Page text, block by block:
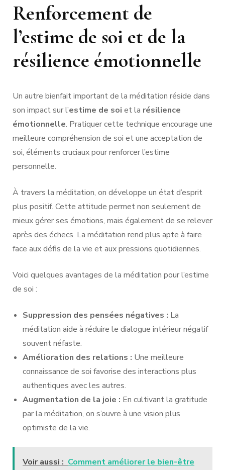
Renforcement de
l’estime de soi et de la
résilience émotionnelle
Un autre bienfait important de la méditation réside dans
son impact sur l’estime de soi et la résilience
émotionnelle. Pratiquer cette technique encourage une
meilleure compréhension de soi et une acceptation de
soi, éléments cruciaux pour renforcer l’estime
personnelle.
À travers la méditation, on développe un état d’esprit
plus positif. Cette attitude permet non seulement de
mieux gérer ses émotions, mais également de se relever
après des échecs. La méditation rend plus apte à faire
face aux défis de la vie et aux pressions quotidiennes.
Voici quelques avantages de la méditation pour l’estime
de soi :
Suppression des pensées négatives : La
méditation aide à réduire le dialogue intérieur négatif
souvent néfaste.
Amélioration des relations : Une meilleure
connaissance de soi favorise des interactions plus
authentiques avec les autres.
Augmentation de la joie : En cultivant la gratitude
par la méditation, on s’ouvre à une vision plus
optimiste de la vie.
Voir aussi : Comment améliorer le bien-être